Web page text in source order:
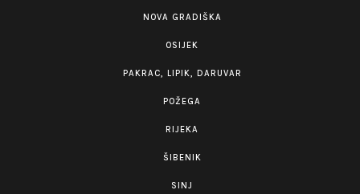
NOVA GRADIŠKA
OSIJEK
PAKRAC, LIPIK, DARUVAR
POŽEGA
RIJEKA
ŠIBENIK
SINJ